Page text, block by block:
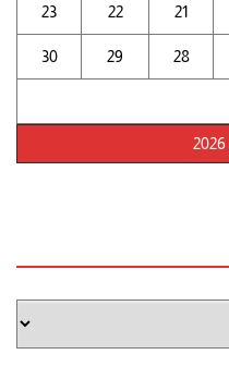
21
22
23
28
29
30